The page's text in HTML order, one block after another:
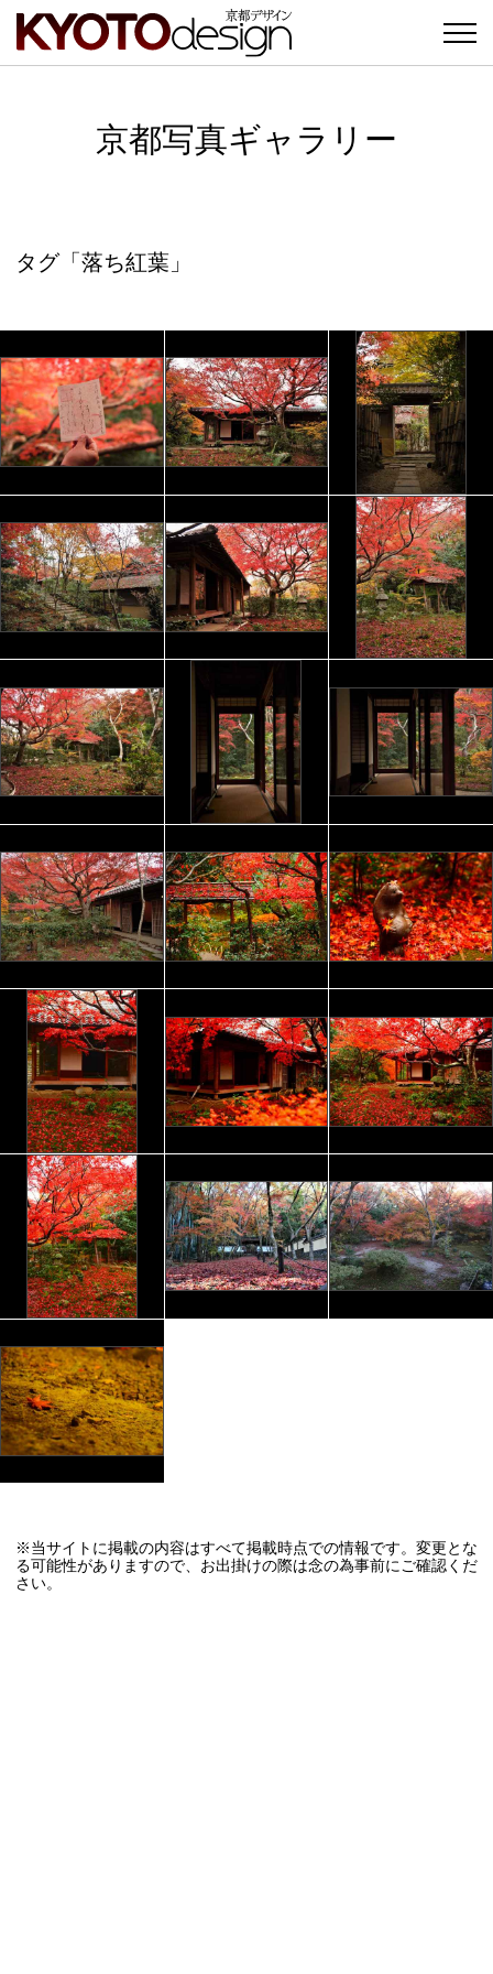
京都写真ギャラリー
タグ「落ち紅葉」
※当サイトに掲載の内容はすべて掲載時点での情報です。変更とな
る可能性がありますので、お出掛けの際は念の為事前にご確認くだ
さい。